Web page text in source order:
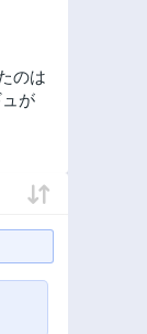
のは
が